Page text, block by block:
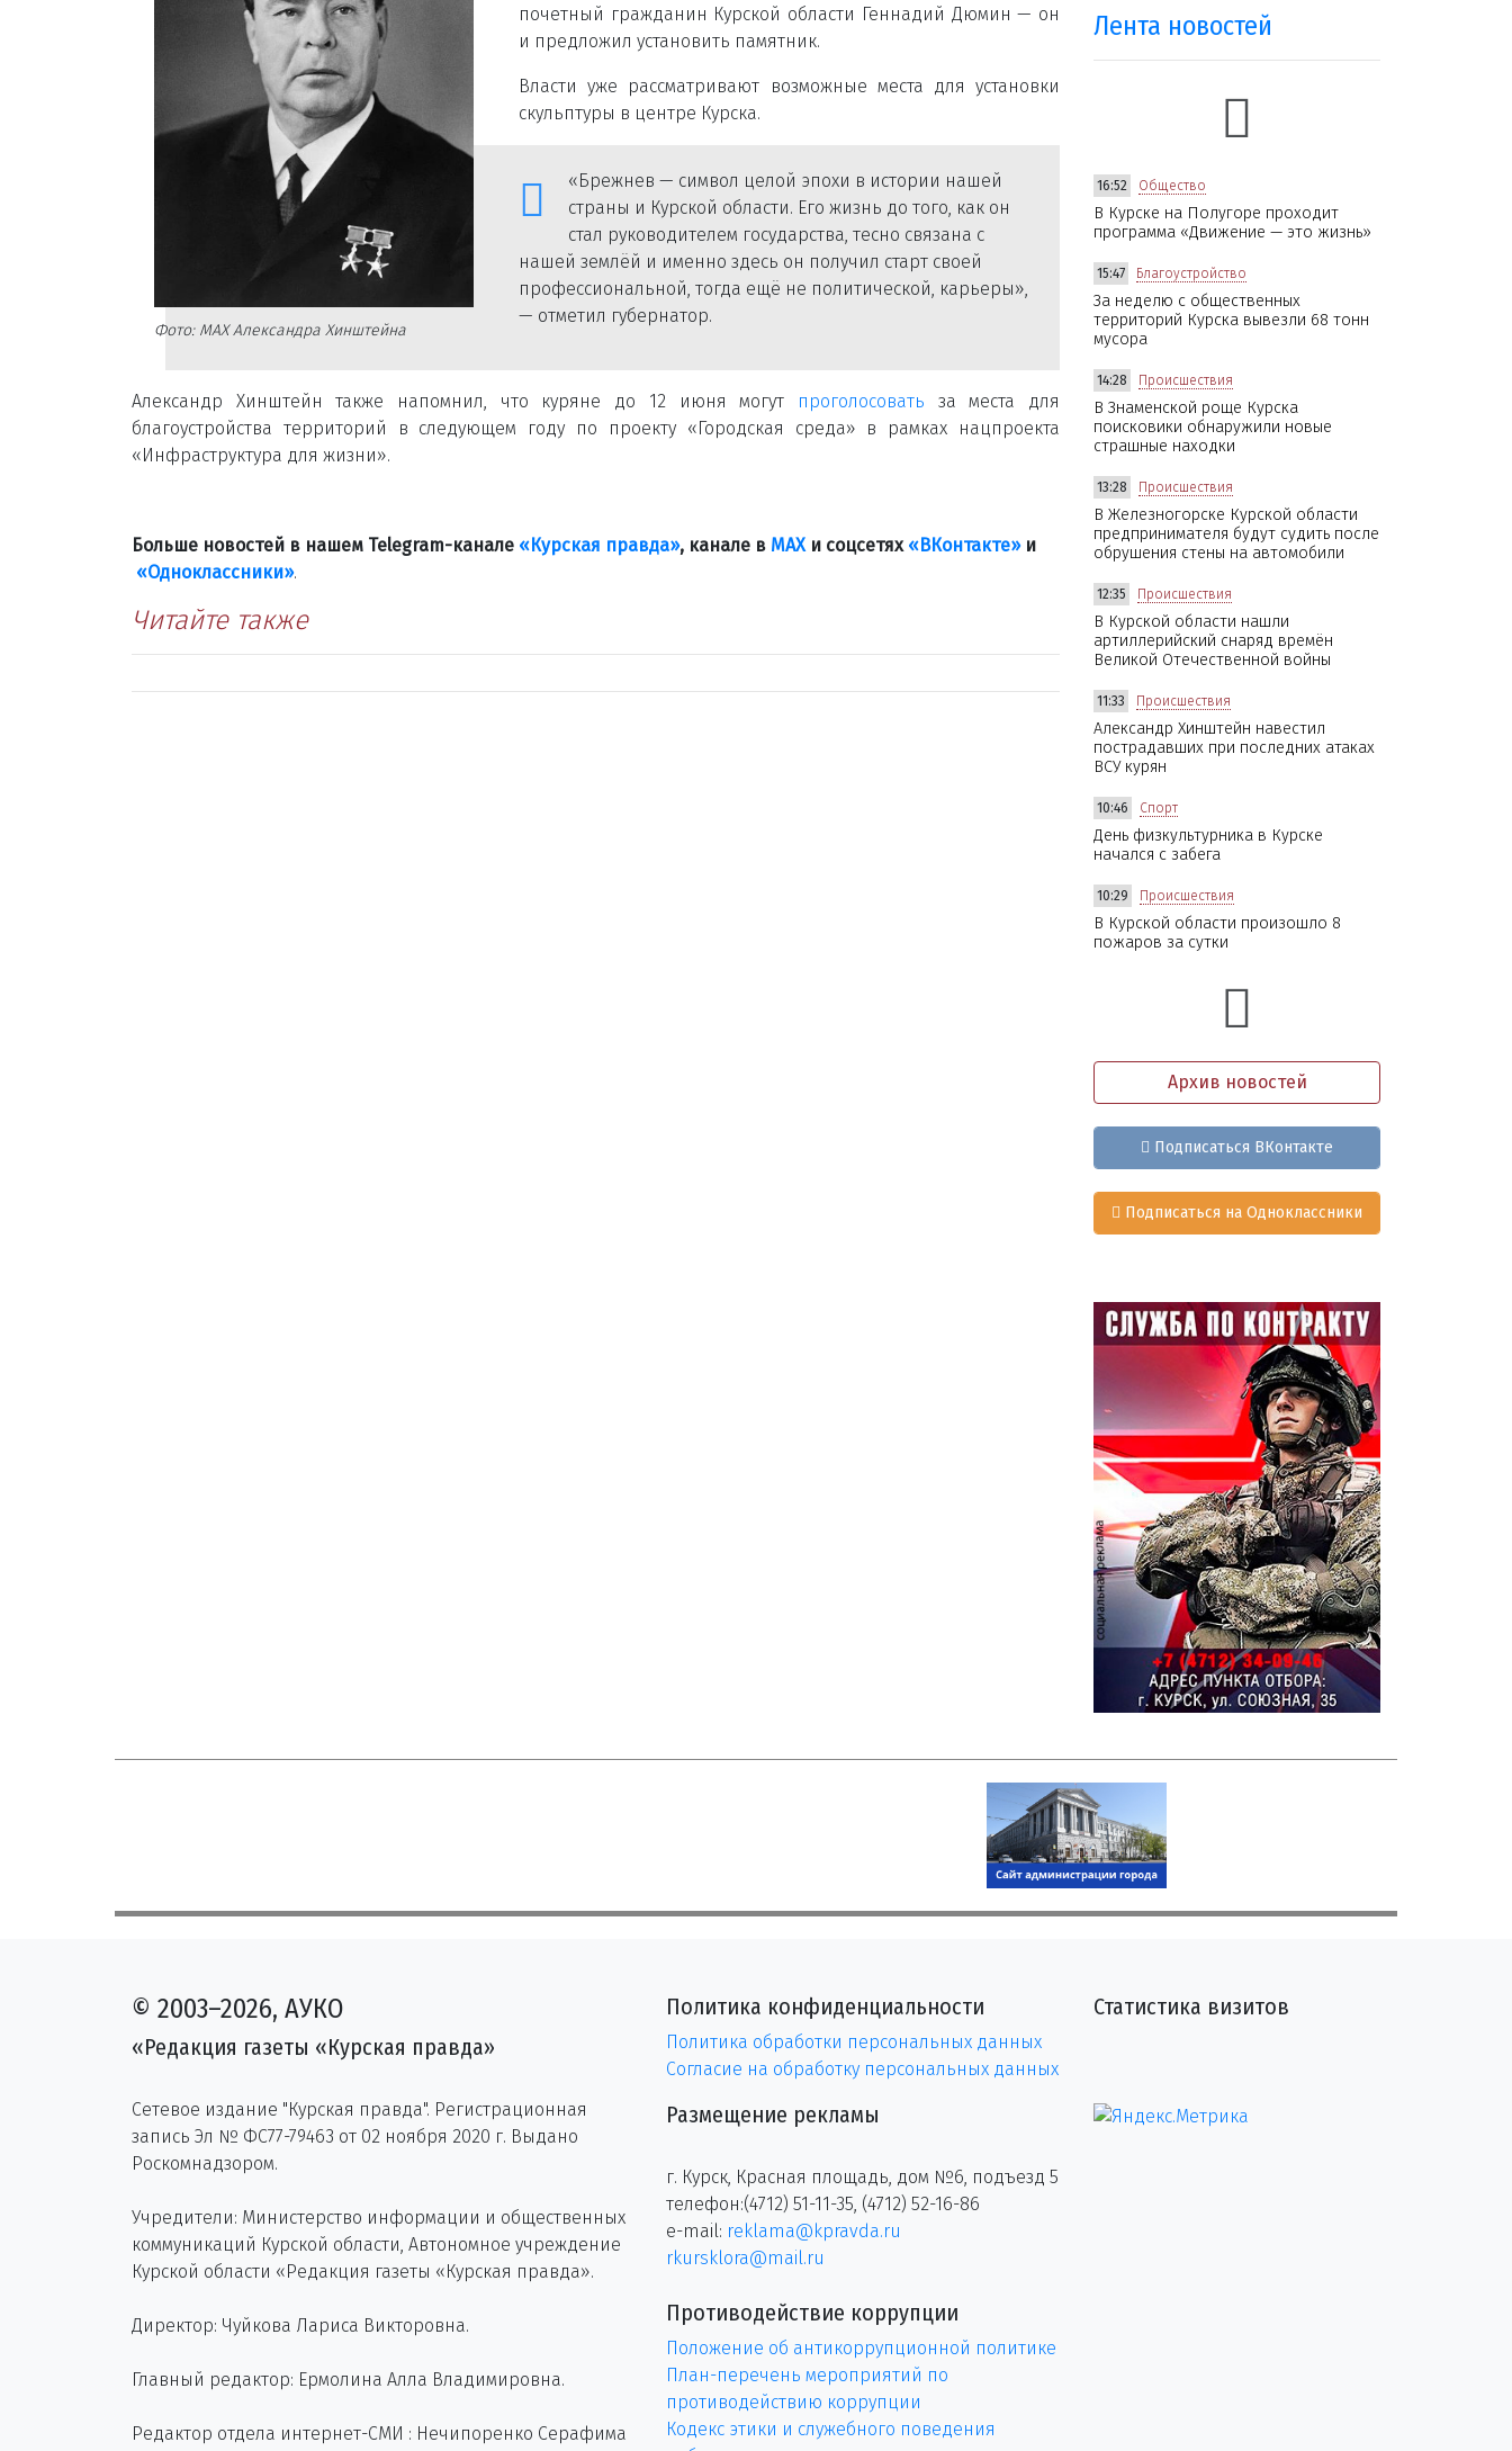
Фото: МАХ Александра Хинштейна
почетный гражданин Курской области Геннадий Дюмин — он
и предложил установить памятник.
Власти уже рассматривают возможные места для установки
скульптуры в центре Курска.
«Брежнев — символ целой эпохи в истории нашей
страны и Курской области. Его жизнь до того, как он
стал руководителем государства, тесно связана с
нашей землёй и именно здесь он получил старт своей
профессиональной, тогда ещё не политической, карьеры»,
— отметил губернатор.
Александр Хинштейн также напомнил, что куряне до 12 июня могут проголосовать за места для
благоустройства территорий в следующем году по проекту «Городская среда» в рамках нацпроекта
«Инфраструктура для жизни».
Больше новостей в нашем Telegram-канале «Курская правда», канале в МАХ и соцсетях «ВКонтакте»и
«Одноклассники».
Читайте также
Лента новостей
16:52 Общество
В Курске на Полугоре проходит
программа «Движение — это жизнь»
15:47 Благоустройство
За неделю с общественных
территорий Курска вывезли 68 тонн
мусора
14:28 Происшествия
В Знаменской роще Курска
поисковики обнаружили новые
страшные находки
13:28 Происшествия
В Железногорске Курской области
предпринимателя будут судить после
обрушения стены на автомобили
12:35 Происшествия
В Курской области нашли
артиллерийский снаряд времён
Великой Отечественной войны
11:33 Происшествия
Александр Хинштейн навестил
пострадавших при последних атаках
ВСУ курян
10:46 Спорт
День физкультурника в Курске
начался с забега
10:29 Происшествия
В Курской области произошло 8
пожаров за сутки
Архив новостей
Подписаться ВКонтакте
Подписаться на Одноклассники
© 2003–2026, АУКО
«Редакция газеты «Курская правда»
Сетевое издание "Курская правда". Регистрационная
запись Эл № ФС77-79463 от 02 ноября 2020 г. Выдано
Роскомнадзором.
Учредители: Министерство информации и общественных
коммуникаций Курской области, Автономное учреждение
Курской области «Редакция газеты «Курская правда».
Директор: Чуйкова Лариса Викторовна.
Главный редактор: Ермолина Алла Владимировна.
Редактор отдела интернет-СМИ : Нечипоренко Серафима
Политика конфиденциальности
Политика обработки персональных данных
Согласие на обработку персональных данных
Размещение рекламы
г. Курск, Красная площадь, дом №6, подъезд 5
телефон:(4712) 51-11-35, (4712) 52-16-86
e-mail: reklama@kpravda.ru
rkursklora@mail.ru
Противодействие коррупции
Положение об антикоррупционной политике
План-перечень мероприятий по
противодействию коррупции
Кодекс этики и служебного поведения
Статистика визитов